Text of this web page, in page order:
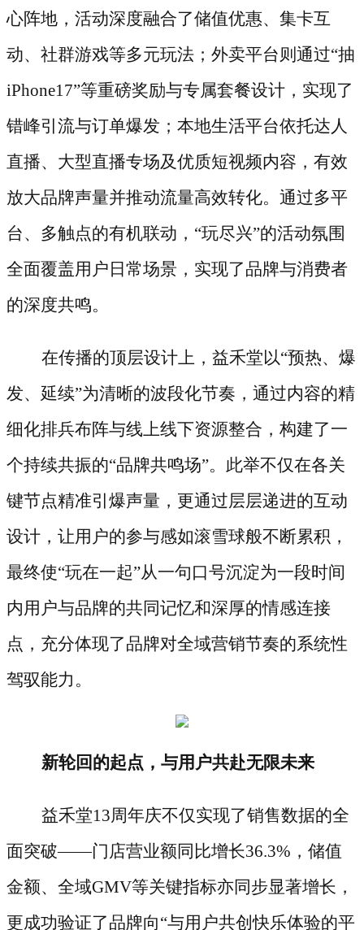
心阵地，活动深度融合了储值优惠、集卡互
动、社群游戏等多元玩法；外卖平台则通过“抽
iPhone17”等重磅奖励与专属套餐设计，实现了
错峰引流与订单爆发；本地生活平台依托达人
直播、大型直播专场及优质短视频内容，有效
放大品牌声量并推动流量高效转化。通过多平
台、多触点的有机联动，“玩尽兴”的活动氛围
全面覆盖用户日常场景，实现了品牌与消费者
的深度共鸣。
在传播的顶层设计上，益禾堂以“预热、爆
发、延续”为清晰的波段化节奏，通过内容的精
细化排兵布阵与线上线下资源整合，构建了一
个持续共振的“品牌共鸣场”。此举不仅在各关
键节点精准引爆声量，更通过层层递进的互动
设计，让用户的参与感如滚雪球般不断累积，
最终使“玩在一起”从一句口号沉淀为一段时间
内用户与品牌的共同记忆和深厚的情感连接
点，充分体现了品牌对全域营销节奏的系统性
驾驭能力。
新轮回的起点，与用户共赴无限未来
益禾堂13周年庆不仅实现了销售数据的全
面突破——门店营业额同比增长36.3%，储值
金额、全域GMV等关键指标亦同步显著增长，
更成功验证了品牌向“与用户共创快乐体验的平